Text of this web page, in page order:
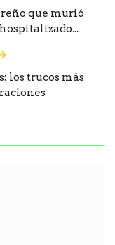
que murió
los trucos más